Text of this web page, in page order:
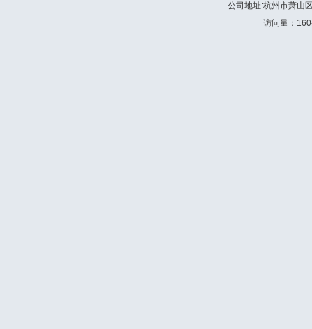
公司地址:杭州市萧山
访问量：